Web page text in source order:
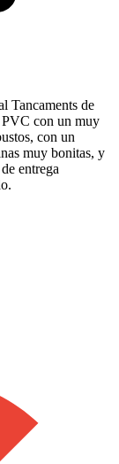
Tancaments de
PVC con un muy
con un
muy bonitas, y
entrega